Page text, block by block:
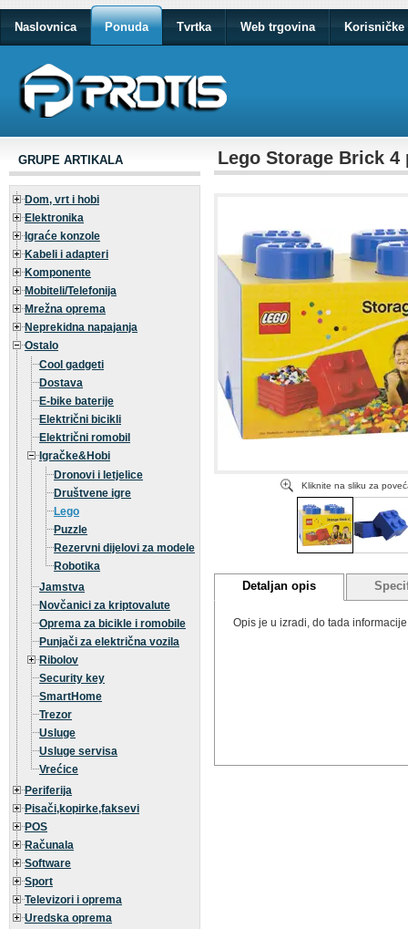
Naslovnica Ponuda Tvrtka Web trgovina Korisničke
GRUPE ARTIKALA
Dom, vrt i hobi
Elektronika
Igraće konzole
Kabeli i adapteri
Komponente
Mobiteli/Telefonija
Mrežna oprema
Neprekidna napajanja
Ostalo
Cool gadgeti
Dostava
E-bike baterije
Električni bicikli
Električni romobil
Igračke&Hobi
Dronovi i letjelice
Društvene igre
Lego
Puzzle
Rezervni dijelovi za modele
Robotika
Jamstva
Novčanici za kriptovalute
Oprema za bicikle i romobile
Punjači za električna vozila
Ribolov
Security key
SmartHome
Trezor
Usluge
Usluge servisa
Vrećice
Periferija
Pisači,kopirke,faksevi
POS
Računala
Software
Sport
Televizori i oprema
Uredska oprema
Lego Storage Brick 4
Kliknite na sliku za
Detaljan opis
Opis je u izradi, do tada